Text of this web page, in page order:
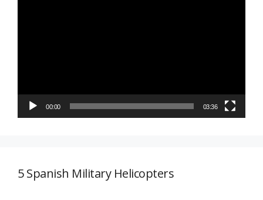
00:00 03:36
5 Spanish Military Helicopters